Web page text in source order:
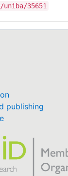
uniba/35651
publishing